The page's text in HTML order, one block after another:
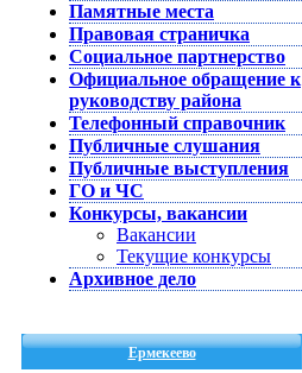
Памятные места
Правовая страничка
Социальное партнерство
Официальное обращение к
руководству района
Телефонный справочник
Публичные слушания
Публичные выступления
ГО и ЧС
Конкурсы, вакансии
Вакансии
Текущие конкурсы
Архивное дело
Ермекеево